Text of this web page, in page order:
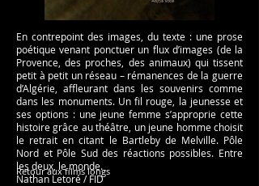
En contrepoint des images, du texte : une prose
poétique venant ponctuer un flux d’images (de la
Provence, des proches, des animaux) qui tissent
petit à petit un réseau – rémanences de la guerre
d’Algérie, affleurant dans les souvenirs comme
dans les monuments. Un fil rouge, la jeunesse et
ses options : une jeune femme s’approprie cette
histoire grâce au théâtre, un jeune homme choisit
le retrait en citant le Bartleby de Melville. Pôle
Nord et Pôle Sud des réactions possibles. Entre
les deux, le monde.
Nathan Letoré / FID
Retour aux films longs